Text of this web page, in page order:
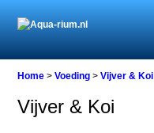
Home >Voeding >Vijver & Koi
Vijver & Koi